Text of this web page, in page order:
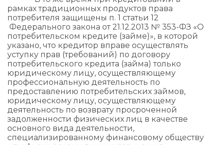
рамках традиционных продуктов права
потребителя защищены п. 1 статьи 12
Федерального закона от 21.12.2013 № 353-ФЗ «О
потребительском кредите (займе)», в которой
указано, что кредитор вправе осуществлять
уступку прав (требований) по договору
потребительского кредита (займа) только
юридическому лицу, осуществляющему
профессиональную деятельность по
предоставлению потребительских займов,
юридическому лицу, осуществляющему
деятельность по возврату просроченной
задолженности физических лиц в качестве
основного вида деятельности,
специализированному финансовому обществу